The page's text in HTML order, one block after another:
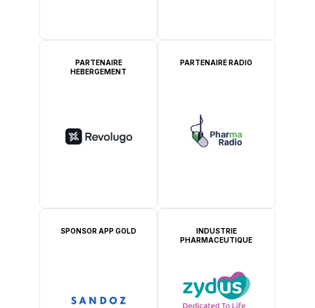
PARTENAIRE
HEBERGEMENT
PARTENAIRE RADIO
SPONSOR APP GOLD
INDUSTRIE
PHARMACEUTIQUE